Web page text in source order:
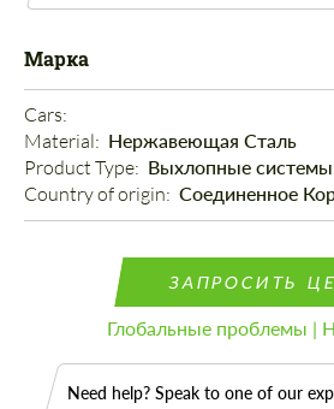
Марка
Cars:
Material: Нержавеющая Сталь
Product Type: Выхлопные системы
Country of origin: Соединенное
ЗАПРОСИТЬ
Глобальные проблемы |
Need help? Speak to one of our